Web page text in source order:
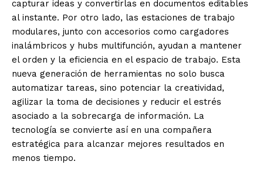
capturar ideas y convertirlas en documentos editables
al instante. Por otro lado, las estaciones de trabajo
modulares, junto con accesorios como cargadores
inalámbricos y hubs multifunción, ayudan a mantener
el orden y la eficiencia en el espacio de trabajo. Esta
nueva generación de herramientas no solo busca
automatizar tareas, sino potenciar la creatividad,
agilizar la toma de decisiones y reducir el estrés
asociado a la sobrecarga de información. La
tecnología se convierte así en una compañera
estratégica para alcanzar mejores resultados en
menos tiempo.